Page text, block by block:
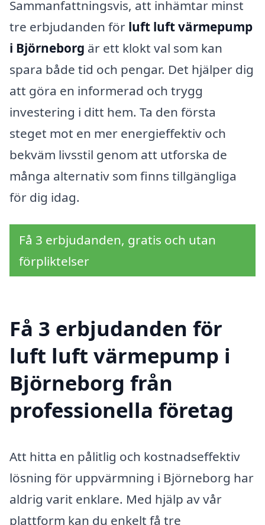
Sammanfattningsvis, att inhämtar minst
tre erbjudanden för luft luft värmepump
i Björneborg är ett klokt val som kan
spara både tid och pengar. Det hjälper dig
att göra en informerad och trygg
investering i ditt hem. Ta den första
steget mot en mer energieffektiv och
bekväm livsstil genom att utforska de
många alternativ som finns tillgängliga
för dig idag.
Få 3 erbjudanden, gratis och utan
förpliktelser
Få 3 erbjudanden för
luft luft värmepump i
Björneborg från
professionella företag
Att hitta en pålitlig och kostnadseffektiv
lösning för uppvärmning i Björneborg har
aldrig varit enklare. Med hjälp av vår
plattform kan du enkelt få tre